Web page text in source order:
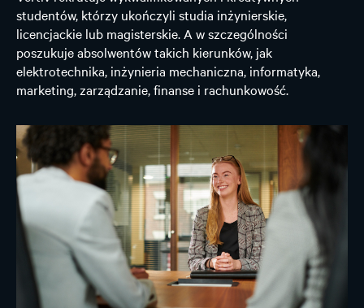
studentów, którzy ukończyli studia inżynierskie,
licencjackie lub magisterskie. A w szczególności
poszukuje absolwentów takich kierunków, jak
elektrotechnika, inżynieria mechaniczna, informatyka,
marketing, zarządzanie, finanse i rachunkowość.